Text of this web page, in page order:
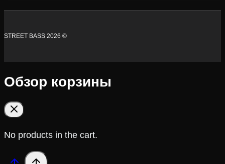
STREET BASS 2026 ©
Обзор корзины
No products in the cart.